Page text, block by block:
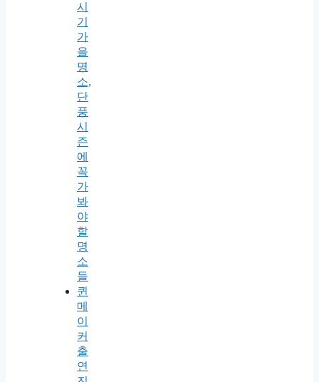
시
기
가
을
명
소,
단
풍
시
즌
에
꼭
가
봐
야
할
명
소
들
퀸
메
이
커
출
연